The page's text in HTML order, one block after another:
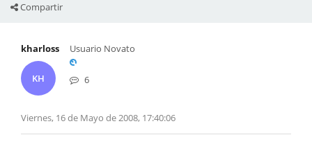
Compartir
kharloss
KH
Usuario Novato
6
Viernes, 16 de Mayo de 2008, 17:40:06